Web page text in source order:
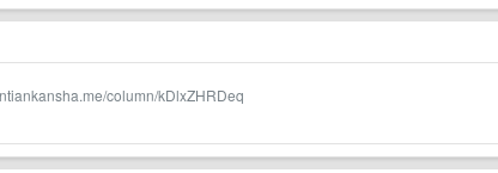
column/kDlxZHRDeq